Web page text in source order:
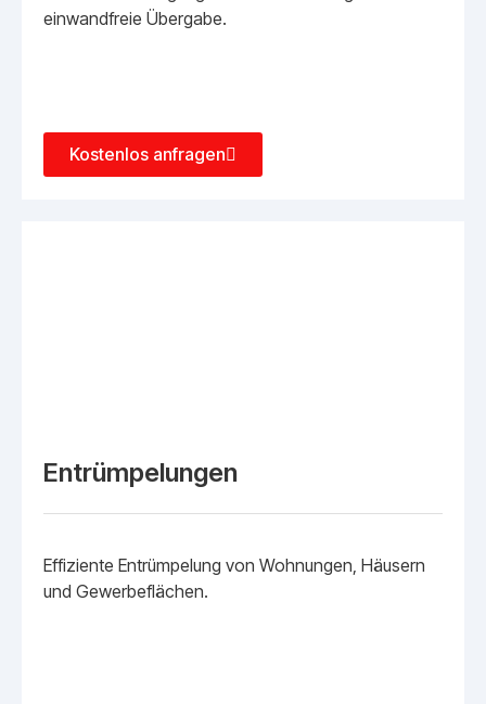
einwandfreie Übergabe.
Kostenlos anfragen
Entrümpelungen
Effiziente Entrümpelung von Wohnungen, Häusern
und Gewerbeflächen.